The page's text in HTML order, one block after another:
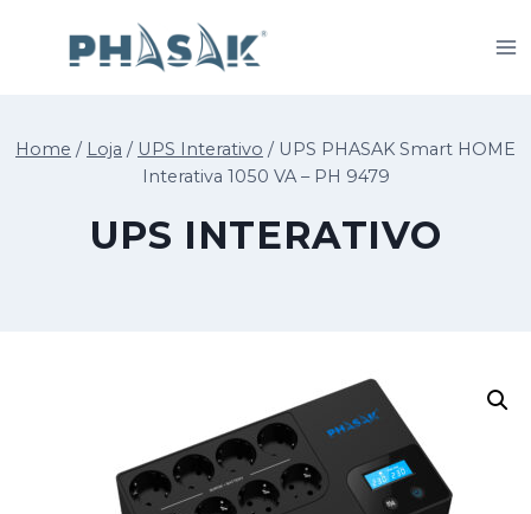
Home / Loja / UPS Interativo / UPS PHASAK Smart HOME
Interativa 1050 VA – PH 9479
UPS INTERATIVO